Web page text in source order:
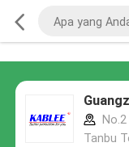
Tanbu